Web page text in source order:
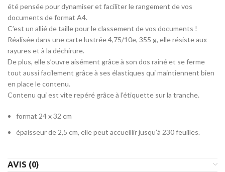
été pensée pour dynamiser et faciliter le rangement de vos
documents de format A4.
C’est un allié de taille pour le classement de vos documents !
Réalisée dans une carte lustrée 4,75/10e, 355 g, elle résiste aux
rayures et à la déchirure.
De plus, elle s’ouvre aisément grâce à son dos rainé et se ferme
tout aussi facilement grâce à ses élastiques qui maintiennent bien
en place le contenu.
Contenu qui est vite repéré grâce à l’étiquette sur la tranche.
format 24 x 32 cm
épaisseur de 2,5 cm, elle peut accueillir jusqu’à 230 feuilles.
AVIS (0)